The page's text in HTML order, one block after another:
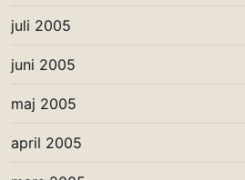
juli 2005
juni 2005
maj 2005
april 2005